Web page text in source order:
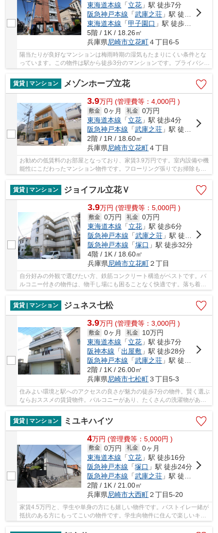
東海道本線 「立花 」駅 徒歩7分
阪急神戸本線 「武庫之荘 」駅 徒歩20分
東海道本線 「甲子園口 」駅 徒歩36分
5階 / 1K / 18.26㎡
兵庫県尼崎市立花町４丁目6-5
陽当たりが良好なマンションは梅雨時期の湿気もたまりにくい条件とな
っています。この物件は駅から徒歩3分のマンションです。プライバシー
を気にしている方も角部屋なので安心です。賃...
賃貸 | マンション
メゾンホープ立花
3.9万円 (管理費等：4,000円 )
敷金 0ヶ月 礼金 0万円
東海道本線 「立花 」駅 徒歩4分
阪急神戸本線 「武庫之荘 」駅 徒歩20分
2階 / 1R / 18.60㎡
兵庫県尼崎市立花町４丁目
お勧めの低賃料のお部屋となっており、家賃3.9万円です。室内設備や機
能性にこだわったマンション物件です。フローリング張りでお掃除も快
賃貸 | マンション
ジョイフル立花Ｖ
3.9万円 (管理費等：5,000円 )
敷金 0万円 礼金 0万円
東海道本線 「立花」駅 徒歩6分
阪急神戸本線 「武庫之荘」駅 徒歩21分
阪急神戸本線 「塚口 」駅 徒歩32分
4階 / 1K / 18.60㎡
兵庫県尼崎市立花町２丁目
自分好みの外観で選びたい方、鉄筋コンクリート構造がベストです。バ
ルコニー付きの物件は、物干し場にも困ることなく快適です。落ち着き
賃貸 | マンション
ジュネス七松
3.9万円 (管理費等：3,000円 )
敷金 0ヶ月 礼金
10万円
東海道本線 「立花 」駅 徒歩7分
阪神本線 「出屋敷 」駅 徒歩28分
阪急神戸本線 「武庫之荘 」駅 徒歩30分
2階 / 1K / 26.00㎡
兵庫県尼崎市七松町３丁目5-3
住みよい環境と駅へのアクセスの良さが魅力の徒歩7分の物件。賢く選ぶ
ならおススメの賃貸物件。バルコニーがあり、たくさんの洗濯物があっ
賃貸 | マンション
ミユキハイツ
4万円 (管理費等：5,000円 )
敷金 0万円 礼金 0ヶ月
東海道本線 「立花 」駅 徒歩16分
阪急神戸本線 「塚口 」駅 徒歩24分
阪急神戸本線 「武庫之荘 」駅 徒歩29分
2階 / 1K / 21.00㎡
兵庫県尼崎市大西町２丁目5-20
家賃4.5万円と、学生や単身の方にも嬉しい物件です。バストイレ一緒が
抵抗のある方にもってこいの物件です。学生向物件に住んで楽しいキャ
ンパスライフを送りませんか。エアコン付きの...